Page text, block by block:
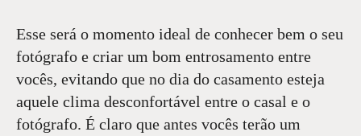
Esse será o momento ideal de conhecer bem o seu
fotógrafo e criar um bom entrosamento entre
vocês, evitando que no dia do casamento esteja
aquele clima desconfortável entre o casal e o
fotógrafo. É claro que antes vocês terão um